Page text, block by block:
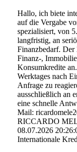
Hallo, ich biete
auf die Vergabe
spezialisiert, von
langfristig, an
Finanzbedarf. Der
Finanz-,
Konsumkredite
Werktages nach
Anfrage zu
ausschließlich an
eine schnelle
Mail:
RICCARDO
08.07.2026
Internationale